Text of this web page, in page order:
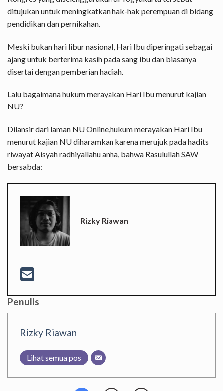
ditujukan untuk meningkatkan hak-hak perempuan di bidang
pendidikan dan pernikahan.
Meski bukan hari libur nasional, Hari Ibu diperingati sebagai
ajang untuk berterima kasih pada sang ibu dan biasanya
disertai dengan pemberian hadiah.
Lalu bagaimana hukum merayakan Hari Ibu menurut kajian
NU?
Dilansir dari laman NU Online,hukum merayakan Hari Ibu
menurut kajian NU diharamkan karena merujuk pada hadits
riwayat Aisyah radhiyallahu anha, bahwa Rasulullah SAW
bersabda:
Rizky Riawan
Penulis
Rizky Riawan
Lihat semua pos